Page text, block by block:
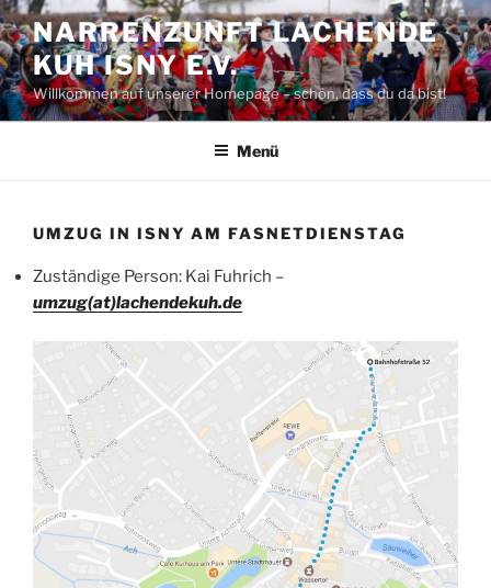
Zum
Inhalt
springen
NARRENZUNFT LACHENDE
KUH ISNY E.V.
Willkommen auf unserer Homepage – schön, dass du da bist!
Menü
UMZUG IN ISNY AM FASNETDIENSTAG
Zuständige Person: Kai Fuhrich –
umzug(at)lachendekuh.de